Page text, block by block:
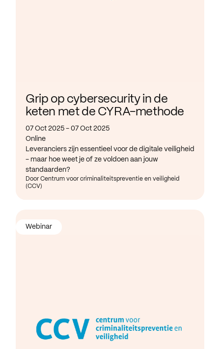
Grip op cybersecurity in de
keten met de CYRA-methode
07 Oct 2025 - 07 Oct 2025
Online
Leveranciers zijn essentieel voor de digitale veiligheid
- maar hoe weet je of ze voldoen aan jouw
standaarden?
Door Centrum voor criminaliteitspreventie en veiligheid
(CCV)
Webinar